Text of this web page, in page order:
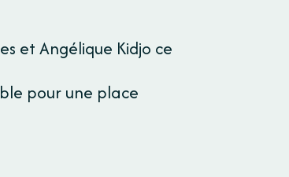
et Angélique Kidjo ce
pour une place